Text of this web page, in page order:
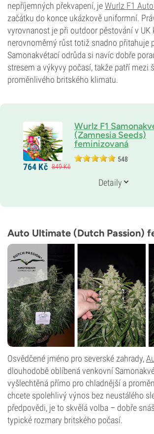
nepříjemných překvapení, jeWurlz F1
začátku do konce ukázkově uniformní.
vyrovnanost je při outdoor pěstování v UK
nerovnoměrný růst totiž snadno přitahuje
Samonakvétací odrůda si navíc dobře
stresem a výkyvy počasí, takže patří mezi
proměnlivého britského klimatu.
Wurlz F1
(Zamnesia Seeds)
feminizovaná
548
Rodiče
Runtz x Watermelon Candy
Samonakvétací hybrid
9–10 týdnů od semínka po sklizeň
24 %
CBD
Typ kvetení
Samonakvétací
764 Kč 849Kč
Detaily
Auto Ultimate (Dutch Passion)
Osvědčené jméno pro severské zahrady,
dlouhodobě oblíbená venkovní
vyšlechtěná přímo pro chladnější a
chcete spolehlivý výnos bez neustálého
předpovědi, je to skvělá volba – dobře
typické rozmary britského počasí.